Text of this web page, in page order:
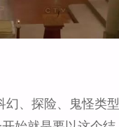
、探险、鬼怪类型